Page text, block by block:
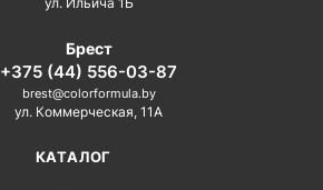
Брест
+375 (44) 556-03-87
brest@colorformula.by
ул. Коммерческая, 11А
КАТАЛОГ